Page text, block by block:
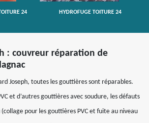
24 HYDROFUGE TOITURE 24
: couvreur réparation de
Joseph, toutes les gouttières sont réparables.
et d’autres gouttières avec soudure, les défauts
pour les gouttières PVC et fuite au niveau